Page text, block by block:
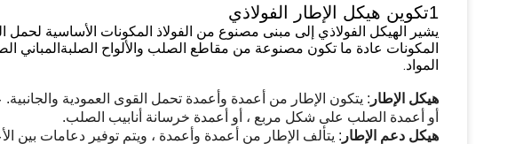
1تكوين هيكل الإطار الفولاذي
يشير الهيكل الفولاذي إلى مبنى مصنوع من الفولاذ المكونات الأساسية
المكونات عادة ما تكون مصنوعة من مقاطع الصلب والألواح الصلبةالمباني
المواد.
هيكل الإطار
أو أعمدة الصلب على شكل مربع ، أو أعمدة خرسانة أنابيب الصلب.
هيكل دعم الإطار : يتألف الإطار من أعمدة وأعمدة ، ويتم توفير دعامات بين